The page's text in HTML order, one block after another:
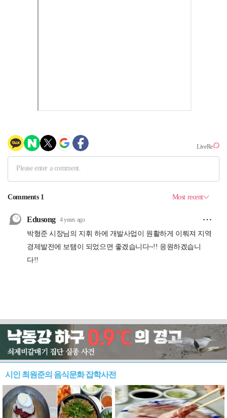
시인 최원준의 음식문화 잡학사전